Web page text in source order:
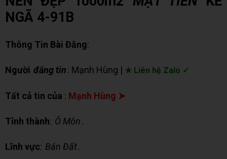
NGÃ 4-91B
Thông Tin Bài Đăng:
Người đăng tin: Mạnh Hùng | ★ Liên hệ Zalo ✓
Tất cả tin của : Mạnh Hùng ➤
Tỉnh thành: Ô Môn.
Lĩnh vực: Bán Đất.